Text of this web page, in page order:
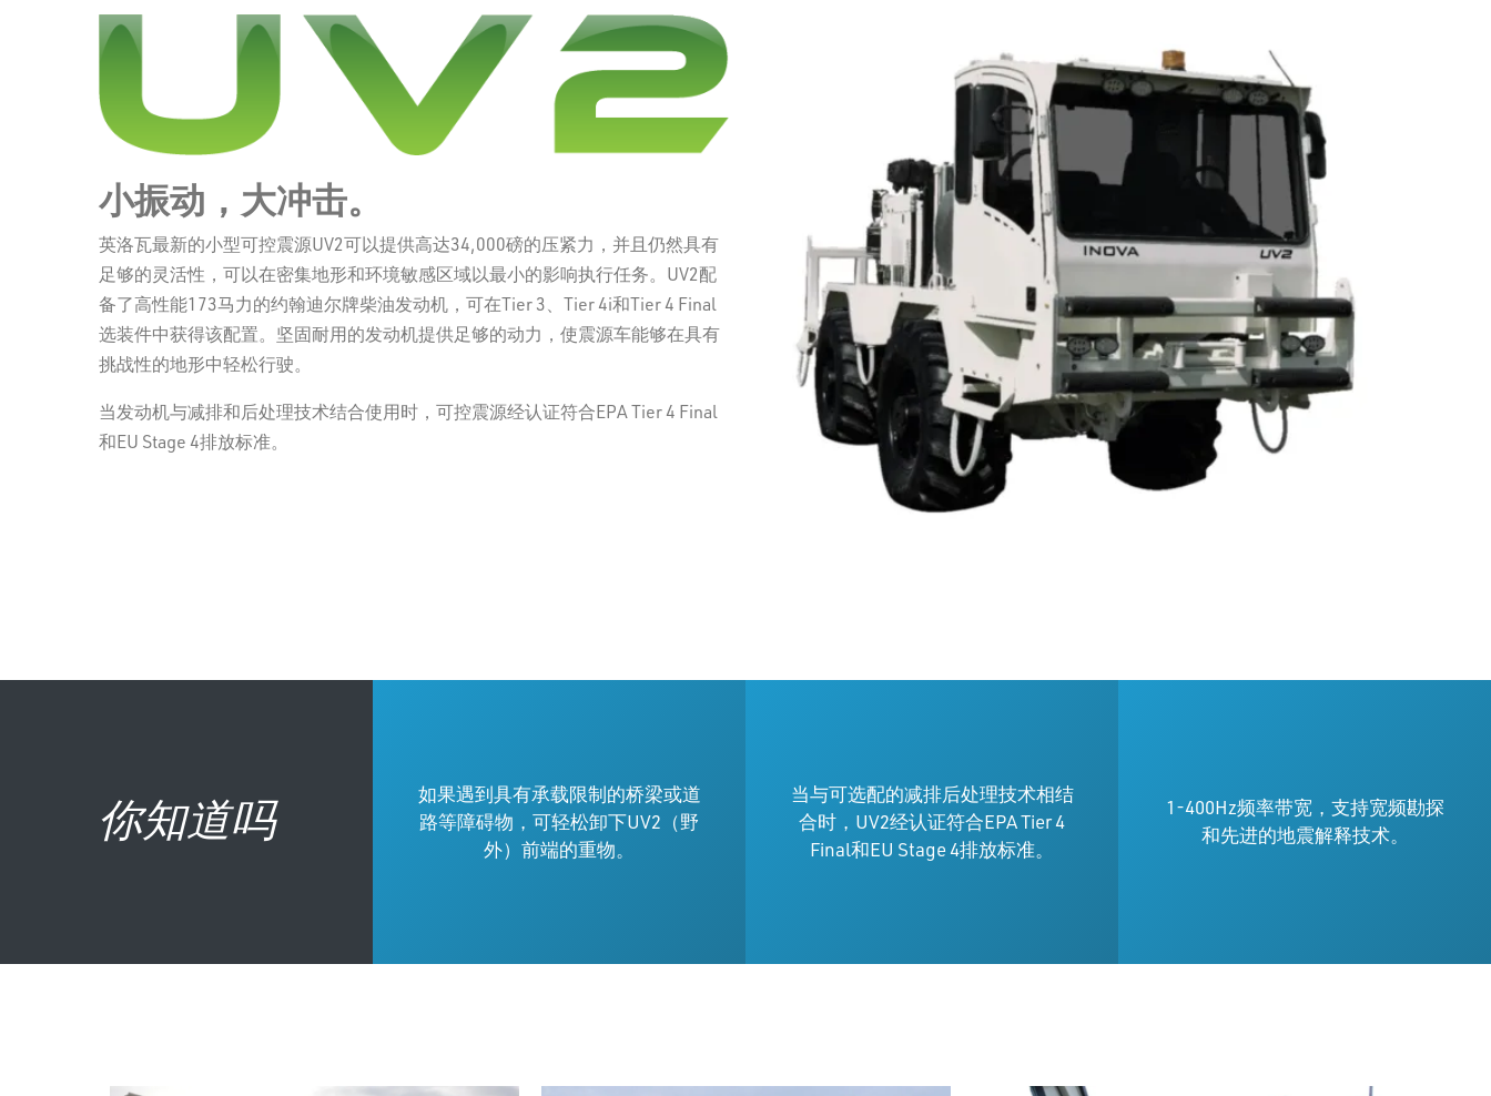
小振动，大冲击。
英洛瓦最新的小型可控震源UV2可以提供高达34,000磅的压紧力，并且仍然具有
足够的灵活性，可以在密集地形和环境敏感区域以最小的影响执行任务。UV2配
备了高性能173马力的约翰迪尔牌柴油发动机，可在Tier 3、Tier 4i和Tier 4 Final
选装件中获得该配置。坚固耐用的发动机提供足够的动力，使震源车能够在具有
挑战性的地形中轻松行驶。
当发动机与减排和后处理技术结合使用时，可控震源经认证符合EPA Tier 4 Final
和EU Stage 4排放标准。
你知道吗
如果遇到具有承载限制的桥梁或道
路等障碍物，可轻松卸下UV2（野
外）前端的重物。
当与可选配的减排后处理技术相结
合时，UV2经认证符合EPA Tier 4
Final和EU Stage 4排放标准。
1-400Hz频率带宽，支持宽频勘探
和先进的地震解释技术。